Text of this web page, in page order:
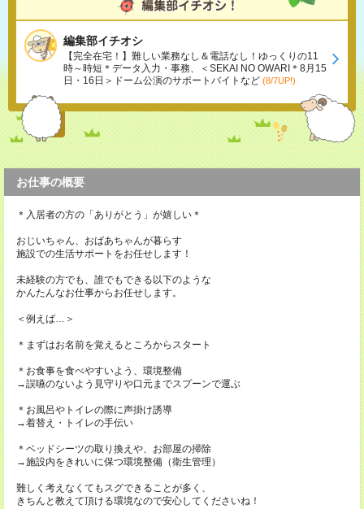
編集部イチオシ
【完全在宅！】難しい業務なし＆電話なし！ゆっくりの11
時～時短＊データ入力・事務、＜SEKAI NO OWARI＊8月15
日・16日＞ドーム公演のサポートバイトなど (8/7UP!)
お仕事の概要
＊入居者の方の「ありがとう」が嬉しい＊
おじいちゃん、おばあちゃんが暮らす
施設での生活サポートをお任せします！
未経験の方でも、誰でもできる以下のような
かんたんなお仕事からお任せします。
＜例えば…＞
＊まずはお名前を覚えるところからスタート
＊お食事を食べやすいよう、環境整備
→誤嚥のないよう見守りや口元までスプーンで運ぶ
＊お風呂やトイレの際に声掛け誘導
→着替え・トイレの手伝い
＊ベッドシーツの取り換えや、お部屋の掃除
→施設内をきれいに保つ環境整備（衛生管理）
難しく考えなくてもスグできることが多く、
きちんと教えて頂ける環境なので安心してくださいね！